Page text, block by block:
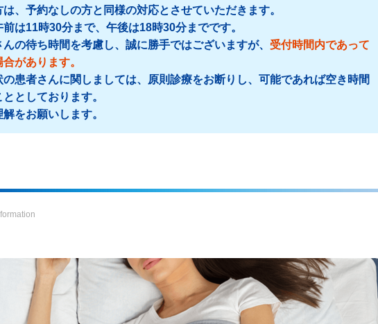
、予約なしの方と同様の対応とさせていただきます。
は11時30分まで、午後は18時30分までです。
の待ち時間を考慮し、誠に勝手ではございますが、 受付時間内であって
があります。
患者さんに関しましては、原則診療をお断りし、可能であれば空き時間
としております。
をお願いします。